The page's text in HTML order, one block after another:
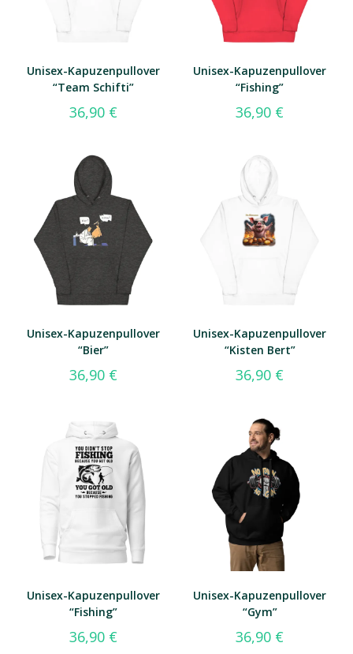
Unisex-Kapuzenpullover
“Team Schifti”
36,90 €
Unisex-Kapuzenpullover
“Fishing”
36,90 €
Unisex-Kapuzenpullover
“Bier”
36,90 €
Unisex-Kapuzenpullover
“Kisten Bert”
36,90 €
Unisex-Kapuzenpullover
“Fishing”
36,90 €
Unisex-Kapuzenpullover
“Gym”
36,90 €